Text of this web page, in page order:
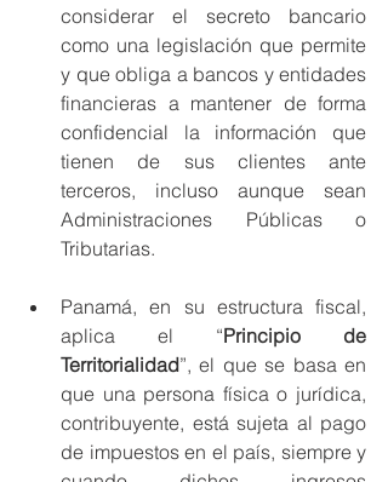
considerar el secreto bancario
como una legislación que permite
y que obliga a bancos y entidades
financieras a mantener de forma
confidencial la información que
tienen de sus clientes ante
terceros, incluso aunque sean
Administraciones Públicas o
Tributarias.
Panamá, en su estructura fiscal,
aplica el “Principio de
Territorialidad”, el que se basa en
que una persona física o jurídica,
contribuyente, está sujeta al pago
de impuestos en el país, siempre y